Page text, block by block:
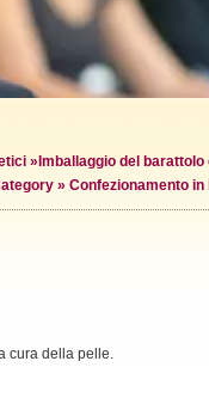
» Imballaggio del
» Confezionamento
cura della pelle.